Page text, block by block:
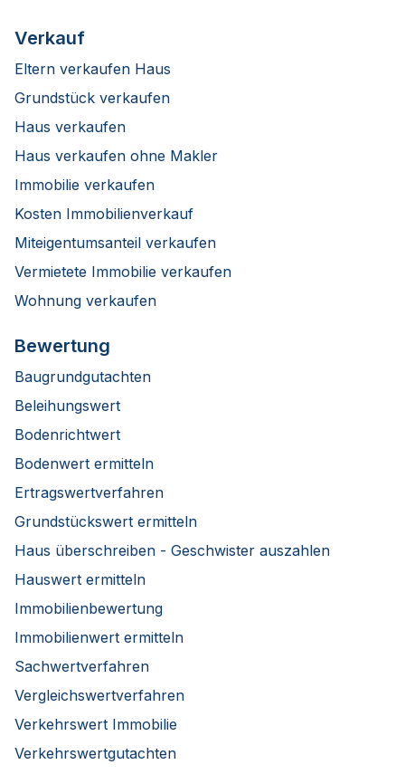
Verkauf
Eltern verkaufen Haus
Grundstück verkaufen
Haus verkaufen
Haus verkaufen ohne Makler
Immobilie verkaufen
Kosten Immobilienverkauf
Miteigentumsanteil verkaufen
Vermietete Immobilie verkaufen
Wohnung verkaufen
Bewertung
Baugrundgutachten
Beleihungswert
Bodenrichtwert
Bodenwert ermitteln
Ertragswertverfahren
Grundstückswert ermitteln
Haus überschreiben - Geschwister auszahlen
Hauswert ermitteln
Immobilienbewertung
Immobilienwert ermitteln
Sachwertverfahren
Vergleichswertverfahren
Verkehrswert Immobilie
Verkehrswertgutachten